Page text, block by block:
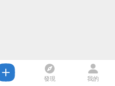
發現 我的